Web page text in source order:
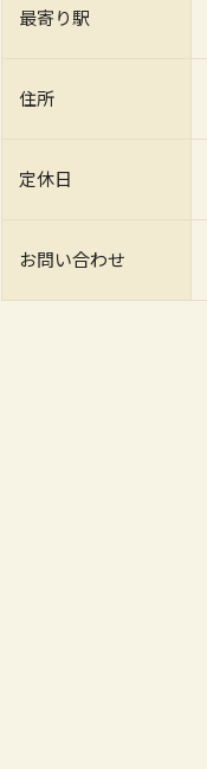
最寄り駅
住所
定休日
お問い合わせ